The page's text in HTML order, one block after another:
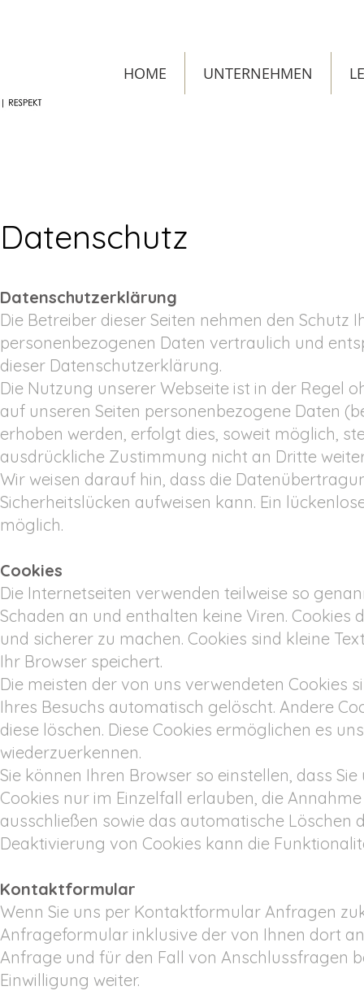
HOME UNTERNEHMEN
Datenschutz
Datenschutzerklärung
Die Betreiber dieser Seiten nehmen den
personenbezogenen Daten vertraulich und
dieser Datenschutzerklärung.
Die Nutzung unserer Webseite ist in der Regel
auf unseren Seiten personenbezogene Daten
erhoben werden, erfolgt dies, soweit möglich,
ausdrückliche Zustimmung nicht an Dritte
Wir weisen darauf hin, dass die
Sicherheitslücken aufweisen kann. Ein
möglich.
Cookies
Die Internetseiten verwenden teilweise so
Schaden an und enthalten keine Viren.
und sicherer zu machen. Cookies sind kleine
Ihr Browser speichert.
Die meisten der von uns verwendeten Cookies
Ihres Besuchs automatisch gelöscht. Andere
diese löschen. Diese Cookies ermöglichen es
wiederzuerkennen.
Sie können Ihren Browser so einstellen, dass
Cookies nur im Einzelfall erlauben, die
ausschließen sowie das automatische Löschen
Deaktivierung von Cookies kann die
Kontaktformular
Wenn Sie uns per Kontaktformular Anfragen
Anfrageformular inklusive der von Ihnen dort
Anfrage und für den Fall von Anschlussfragen
Einwilligung weiter.